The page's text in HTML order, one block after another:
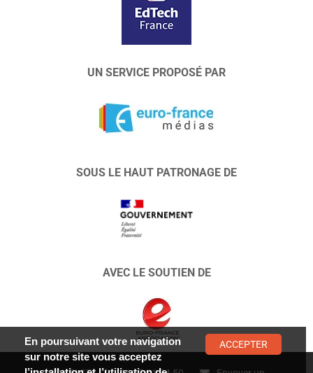
UN SERVICE PROPOSÉ PAR
SOUS LE HAUT PATRONAGE DE
AVEC LE SOUTIEN DE
En poursuivant votre navigation
sur notre site vous acceptez
ACCEPTER